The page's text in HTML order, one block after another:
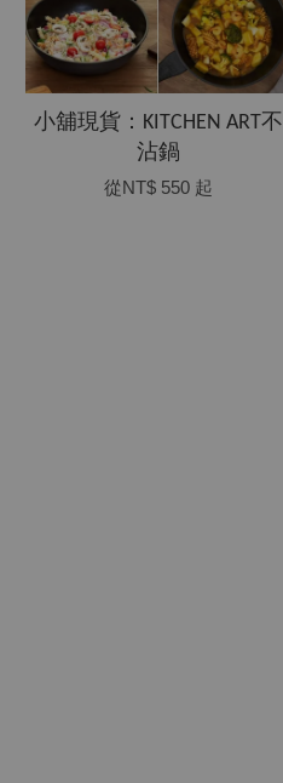
小舖現貨：KITCHEN ART不
沾鍋
從NT$ 550 起